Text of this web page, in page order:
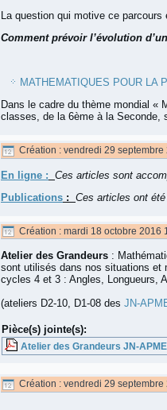
La question qui motive ce parcours
Comment prévoir l’évolution
MATHEMATIQUES POUR LA
Dans le cadre du thème mondial «
classes, de la 6ème à la Seconde,
Création : vendredi 29 septembre
En ligne : Ces articles sont
Publications : Ces articles ont
Création : mardi 18 octobre 2016
Atelier des Grandeurs :
sont utilisés dans nos situations et
cycles 4 et 3 : Angles, Longueurs,
(ateliers D2-10, D1-08 des JN-
Pièce(s) jointe(s):
Atelier des Grandeurs JN-
Création : vendredi 29 septembre